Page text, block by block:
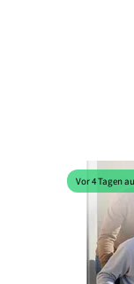
Vor 4 Tagen